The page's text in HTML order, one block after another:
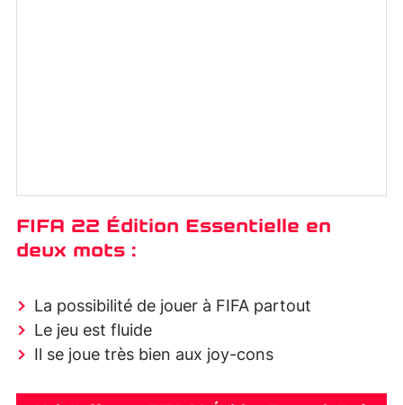
FIFA 22 Édition Essentielle en
deux mots :
La possibilité de jouer à FIFA partout
Le jeu est fluide
Il se joue très bien aux joy-cons